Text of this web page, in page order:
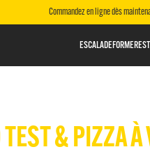
Commandez en ligne dès
ESCALADEFORME
& PIZZA À